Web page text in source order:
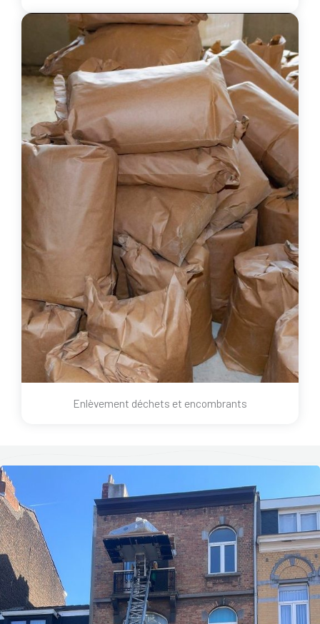
Enlèvement déchets et encombrants